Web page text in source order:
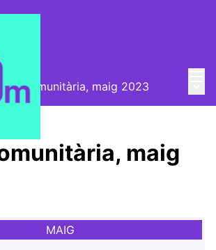
Comunitària, maig 2023
maig
MAIG